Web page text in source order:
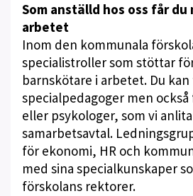
Som anställd hos oss får du
arbetet
Inom den kommunala
specialistroller som stöttar
barnskötare i arbetet. Du
specialpedagoger men
eller psykologer, som vi
samarbetsavtal.
för ekonomi, HR och
med sina specialkunskaper
förskolans rektorer.